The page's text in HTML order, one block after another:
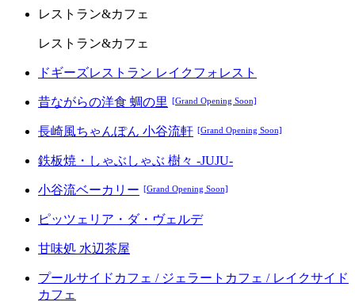
レストラン&カフェ
レストラン&カフェ
ドギーズレストラン レイクフォレスト
昔ながらの洋食 蜩の里 [Grand Opening Soon]
長崎風ちゃんぽん 小谷流軒 [Grand Opening Soon]
鉄板焼・しゃぶしゃぶ 樹々 -JUJU-
小谷流ベーカリー [Grand Opening Soon]
ピッツェリア・ダ・ヴェルデ
甘味処 水辺茶屋
プールサイドカフェ / ジェラートカフェ / レイクサイド
カフェ